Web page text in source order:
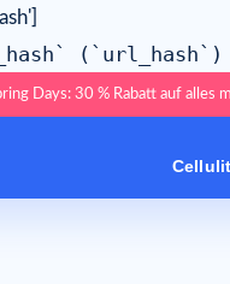
(`url_hash`)
Days: 30 % Rabatt auf alles